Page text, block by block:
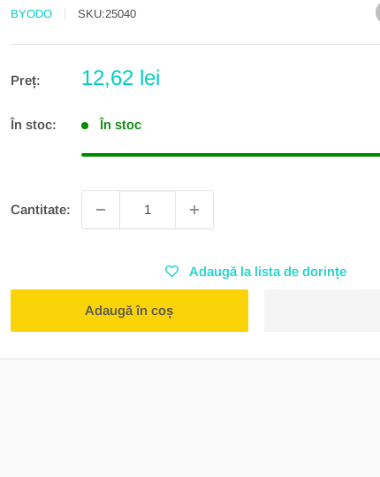
BYODO SKU:25040
Preț:
Preț
12,62 lei
În stoc: În stoc
Cantitate:
Adaugă la lista de dorințe
Adaugă în coș